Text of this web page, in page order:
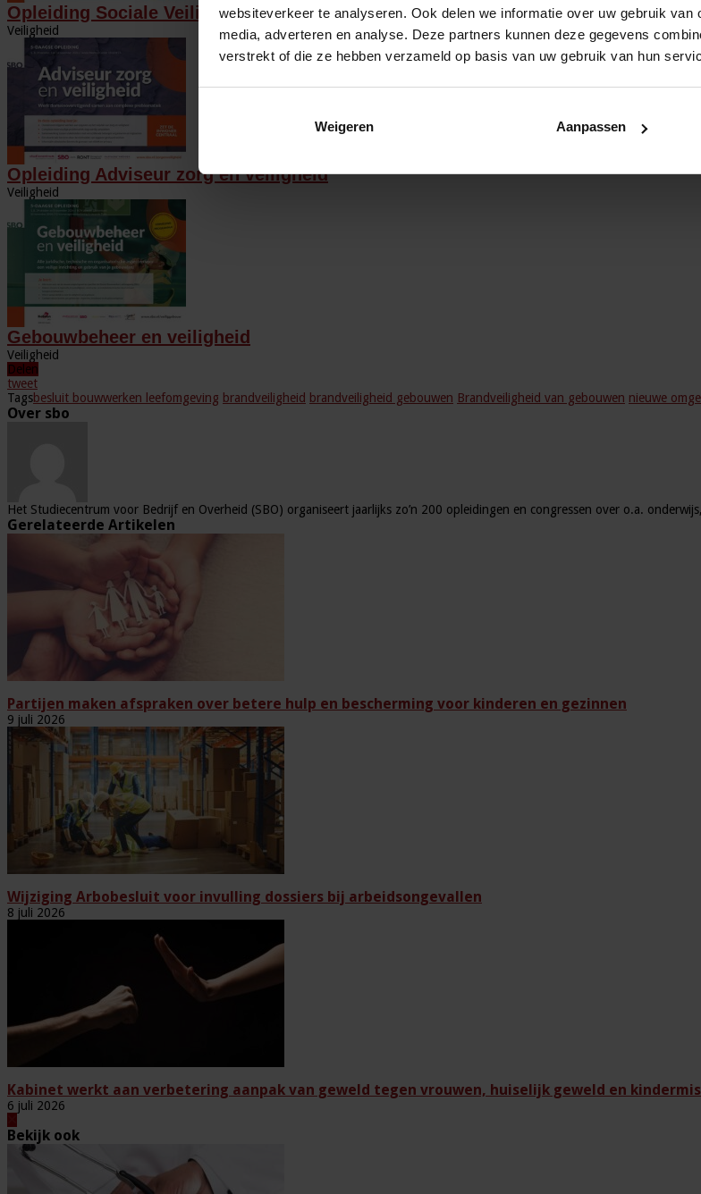
websiteverkeer te analyseren. Ook delen we informatie over uw gebruik
media, adverteren en analyse. Deze partners kunnen deze gegevens
verstrekt of die ze hebben verzameld op basis van uw gebruik van hun
Weigeren Aanpassen
Opleiding Sociale Veiligheid in de Organisatie
Veiligheid
Opleiding Adviseur zorg en veiligheid
Veiligheid
Gebouwbeheer en veiligheid
Veiligheid
Delen
tweet
Tagsbesluit bouwwerken leefomgeving brandveiligheid brandveiligheid gebouwen Brandveiligheid van gebouwen nieuwe
Over sbo
Het Studiecentrum voor Bedrijf en Overheid (SBO) organiseert jaarlijks zo’n 200 opleidingen en congressen over o.a.
Gerelateerde Artikelen
Partijen maken afspraken over betere hulp en bescherming voor kinderen en gezinnen
9 juli 2026
Wijziging Arbobesluit voor invulling dossiers bij arbeidsongevallen
8 juli 2026
Kabinet werkt aan verbetering aanpak van geweld tegen vrouwen, huiselijk geweld en
6 juli 2026
Bekijk ook